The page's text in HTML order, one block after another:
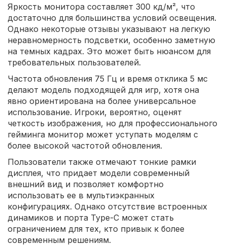
Яркость монитора составляет 300 кд/м², что
достаточно для большинства условий освещения.
Однако некоторые отзывы указывают на легкую
неравномерность подсветки, особенно заметную
на темных кадрах. Это может быть нюансом для
требовательных пользователей.
Частота обновления 75 Гц и время отклика 5 мс
делают модель подходящей для игр, хотя она
явно ориентирована на более универсальное
использование. Игроки, вероятно, оценят
четкость изображения, но для профессионального
гейминга монитор может уступать моделям с
более высокой частотой обновления.
Пользователи также отмечают тонкие рамки
дисплея, что придает модели современный
внешний вид и позволяет комфортно
использовать ее в мультиэкранных
конфигурациях. Однако отсутствие встроенных
динамиков и порта Type-C может стать
ограничением для тех, кто привык к более
современным решениям.